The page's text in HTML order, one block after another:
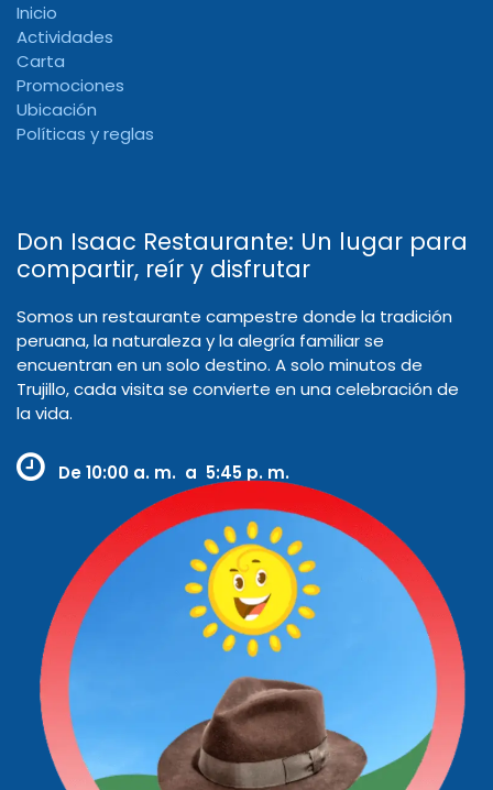
Inicio
Actividades
Carta
Promociones
Ubicación
Políticas y reglas
Don Isaac Restaurante: Un lugar para
compartir, reír y disfrutar
Somos un restaurante campestre donde la tradición
peruana, la naturaleza y la alegría familiar se
encuentran en un solo destino. A solo minutos de
Trujillo, cada visita se convierte en una celebración de
la vida.
De10:00 a. m. a 5:45 p. m.